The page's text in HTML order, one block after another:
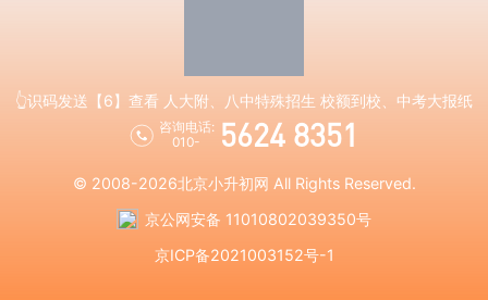
👆识码发送【6】查看 人大附、八中特殊招生 校额到校、中考大报纸
咨询电话:
010-
5624 8351
© 2008-2026北京小升初网 All Rights Reserved.
京公网安备 11010802039350号
京ICP备2021003152号-1